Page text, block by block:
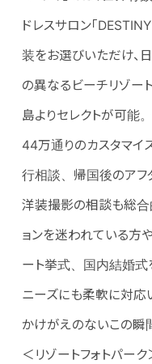
ドレスサロン「
装をお選びいただけ、
の異なるビーチリゾ
島よりセレクトが可能
44万通りのカスタマイ
行相談、帰国後のアフ
洋装撮影の相談も総合
ョンを迷われている方
ート挙式、国内結婚式
ニーズにも柔軟に対応
かけがえのないこの瞬
＜リゾートフォトパー